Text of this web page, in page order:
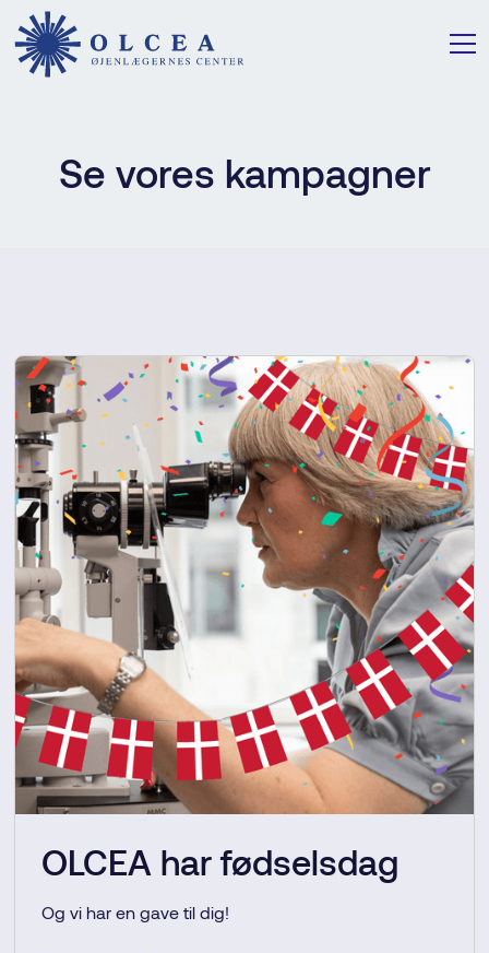
Se vores kampagner
OLCEA har fødselsdag
Og vi har en gave til dig!